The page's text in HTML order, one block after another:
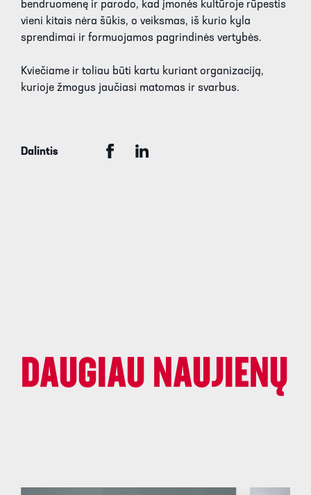
bendruomenę ir parodo, kad įmonės kultūroje rūpestis
vieni kitais nėra šūkis, o veiksmas, iš kurio kyla
sprendimai ir formuojamos pagrindinės vertybės.
Kviečiame ir toliau būti kartu kuriant organizaciją,
kurioje žmogus jaučiasi matomas ir svarbus.
Dalintis
DAUGIAU NAUJIENŲ